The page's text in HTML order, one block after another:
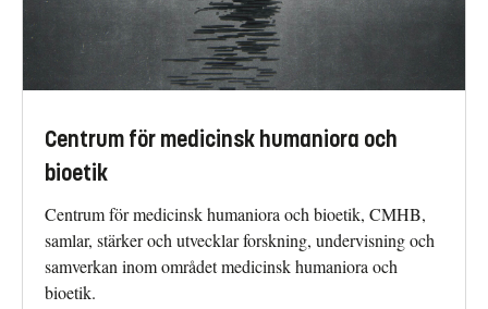
Centrum för medicinsk humaniora och
bioetik
Centrum för medicinsk humaniora och bioetik, CMHB,
samlar, stärker och utvecklar forskning, undervisning och
samverkan inom området medicinsk humaniora och
bioetik.